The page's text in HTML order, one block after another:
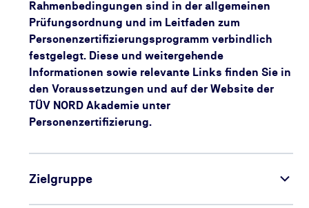
Rahmenbedingungen sind in der allgemeinen
Prüfungsordnung und im Leitfaden zum
Personenzertifizierungsprogramm verbindlich
festgelegt. Diese und weitergehende
Informationen sowie relevante Links finden Sie in
den Voraussetzungen und auf der Website der
TÜV NORD Akademie unter
Personenzertifizierung.
Zielgruppe